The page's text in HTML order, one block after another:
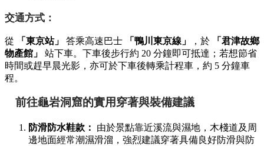
交通方式：
從 「東京站」 答乘高速巴士 「鴨川東京線」 ，於
「君津故鄉
物產館」
站下車。下車後步行約 20 分鐘即可抵達；若想節省
時間或趕早晨光影，亦可於下車後轉乘計程車，約 5 分鐘車
程。
前往龜岩洞窟的實用穿著與裝備建議
防滑防水鞋款：
由於景點靠近溪流與濕地，木棧道及周
邊地面經常潮濕滑溜，強烈建議穿著具備良好防滑與防